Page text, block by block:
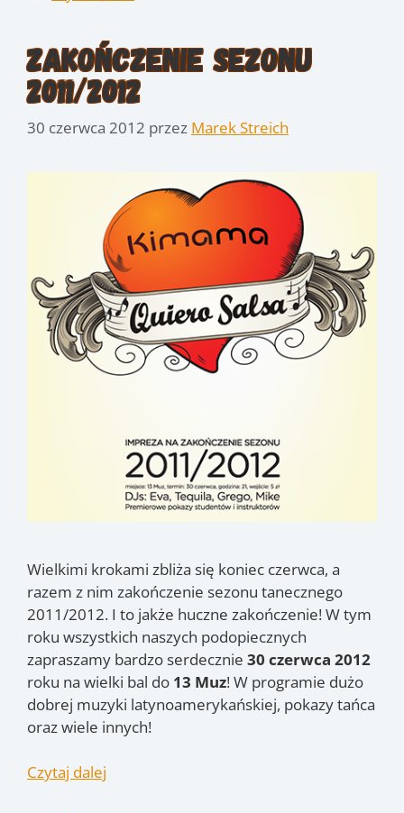
Zakończenie sezonu
2011/2012
30 czerwca 2012 przez Marek Streich
Wielkimi krokami zbliża się koniec czerwca, a
razem z nim zakończenie sezonu tanecznego
2011/2012. I to jakże huczne zakończenie! W tym
roku wszystkich naszych podopiecznych
zapraszamy bardzo serdecznie 30 czerwca 2012
roku na wielki bal do 13 Muz! W programie dużo
dobrej muzyki latynoamerykańskiej, pokazy tańca
oraz wiele innych!
Czytaj dalej